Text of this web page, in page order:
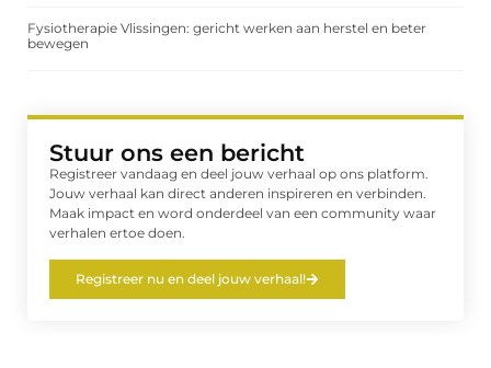
Fysiotherapie Vlissingen: gericht werken aan herstel en beter
bewegen
Stuur ons een bericht
Registreer vandaag en deel jouw verhaal op ons platform.
Jouw verhaal kan direct anderen inspireren en verbinden.
Maak impact en word onderdeel van een community waar
verhalen ertoe doen.
Registreer nu en deel jouw verhaal!